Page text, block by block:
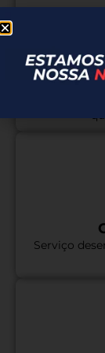
Alistamento,
Serviço